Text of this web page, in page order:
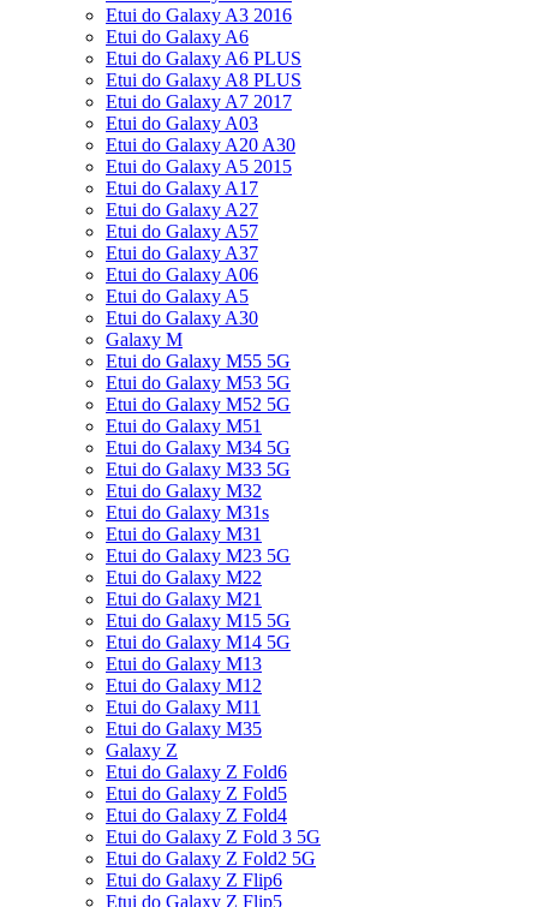
Etui do Galaxy A3 2016
Etui do Galaxy A6
Etui do Galaxy A6 PLUS
Etui do Galaxy A8 PLUS
Etui do Galaxy A7 2017
Etui do Galaxy A03
Etui do Galaxy A20 A30
Etui do Galaxy A5 2015
Etui do Galaxy A17
Etui do Galaxy A27
Etui do Galaxy A57
Etui do Galaxy A37
Etui do Galaxy A06
Etui do Galaxy A5
Etui do Galaxy A30
Galaxy M
Etui do Galaxy M55 5G
Etui do Galaxy M53 5G
Etui do Galaxy M52 5G
Etui do Galaxy M51
Etui do Galaxy M34 5G
Etui do Galaxy M33 5G
Etui do Galaxy M32
Etui do Galaxy M31s
Etui do Galaxy M31
Etui do Galaxy M23 5G
Etui do Galaxy M22
Etui do Galaxy M21
Etui do Galaxy M15 5G
Etui do Galaxy M14 5G
Etui do Galaxy M13
Etui do Galaxy M12
Etui do Galaxy M11
Etui do Galaxy M35
Galaxy Z
Etui do Galaxy Z Fold6
Etui do Galaxy Z Fold5
Etui do Galaxy Z Fold4
Etui do Galaxy Z Fold 3 5G
Etui do Galaxy Z Fold2 5G
Etui do Galaxy Z Flip6
Etui do Galaxy Z Flip5